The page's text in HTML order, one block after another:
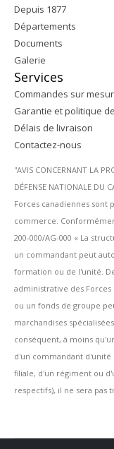
Depuis 1877
Départements
Documents
Galerie
Services
Commandes sur
Garantie et politique
Délais de livraison
Contactez-nous
''AVIS CONCERNANT LA
DÉFENSE NATIONALE
Forces canadiennes
commerce.
200-000/AG-000 « La
un commandant peut
formation ou de l'unité.
administrative des
ou un fonds de groupe
marchandises
conséquent, à moins
d'un commandant
filiale, d'un régiment ou
respectifs), il ne sera pas